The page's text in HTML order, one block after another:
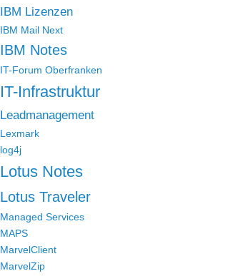
IBM Lizenzen
IBM Mail Next
IBM Notes
IT-Forum Oberfranken
IT-Infrastruktur
Leadmanagement
Lexmark
log4j
Lotus Notes
Lotus Traveler
Managed Services
MAPS
MarvelClient
MarvelZip